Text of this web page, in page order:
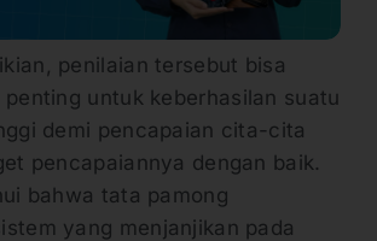
penilaian tersebut bisa
penting untuk keberhasilan suatu
demi pencapaian cita-cita
pencapaiannya dengan baik.
bahwa tata pamong
yang menjanjikan pada